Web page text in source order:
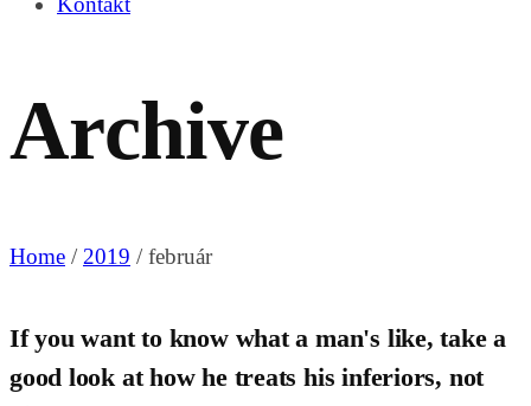
Archive
Home / 2019 / február
If you want to know what a man's like, take a
good look at how he treats his inferiors, not